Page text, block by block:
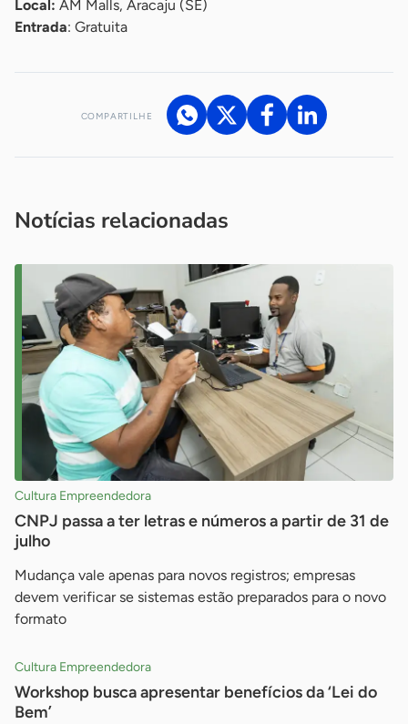
Local: AM Malls, Aracaju (SE)
Entrada: Gratuita
COMPARTILHE
Notícias relacionadas
Cultura Empreendedora
CNPJ passa a ter letras e números a partir de 31 de
julho
Mudança vale apenas para novos registros; empresas
devem verificar se sistemas estão preparados para o novo
formato
Cultura Empreendedora
Workshop busca apresentar benefícios da ‘Lei do
Bem’